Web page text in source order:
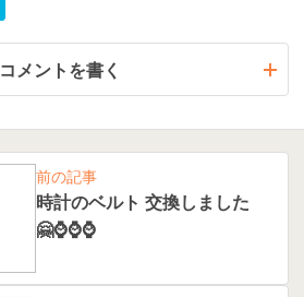
コメントを書く
前の記事
時計のベルト 交換しました
🤗⌚️⌚️⌚️